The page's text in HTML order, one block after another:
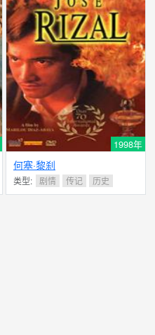
1998年
何塞·黎刹
类型: 剧情 传记 历史